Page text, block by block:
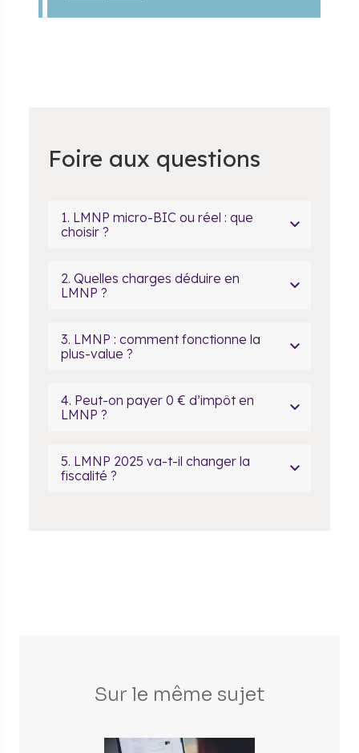
Foire aux questions
1. LMNP micro-BIC ou réel : que
choisir ?
2. Quelles charges déduire en
LMNP ?
3. LMNP : comment fonctionne la
plus-value ?
4. Peut-on payer 0 € d’impôt en
LMNP ?
5. LMNP 2025 va-t-il changer la
fiscalité ?
Sur le même sujet